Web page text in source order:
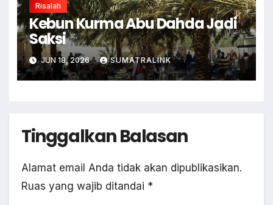
Risalah
Kebun Kurma Abu Dahda Jadi
Saksi
JUN 18, 2026 SUMATRALINK
Tinggalkan Balasan
Alamat email Anda tidak akan dipublikasikan.
Ruas yang wajib ditandai *